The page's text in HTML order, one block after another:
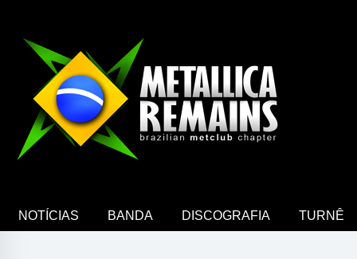
NOTÍCIAS BANDA DISCOGRAFIA TURNÊ